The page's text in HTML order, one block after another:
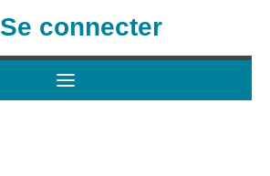
Se connecter